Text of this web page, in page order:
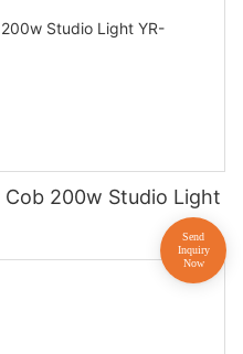
Cob 200w Studio Light